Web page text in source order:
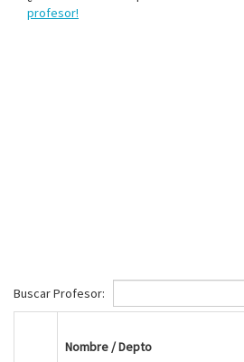
profesor!
Buscar Profesor:
Nombre / Depto